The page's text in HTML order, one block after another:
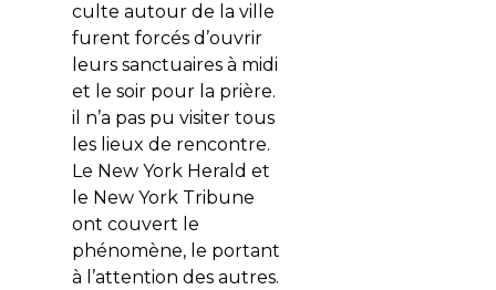
culte autour de la ville
furent forcés d’ouvrir
leurs sanctuaires à midi
et le soir pour la prière.
il n’a pas pu visiter tous
les lieux de rencontre.
Le New York Herald et
le New York Tribune
ont couvert le
phénomène, le portant
à l’attention des autres.